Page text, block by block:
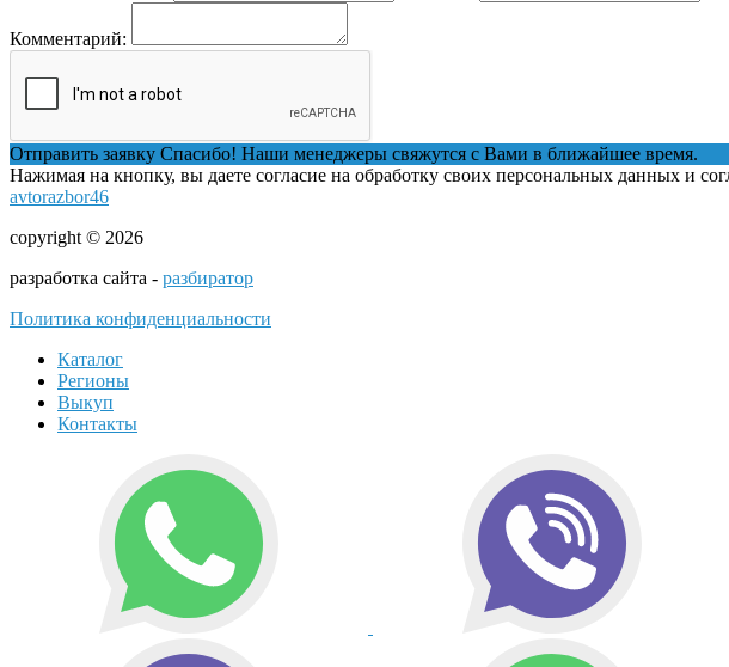
Комментарий:
Отправить заявку Спасибо! Наши менеджеры свяжутся с Вами в ближайшее время.
Нажимая на кнопку, вы даете согласие на обработку своих персональных данных и
avtorazbor46
copyright © 2026
разработка сайта - разбиратор
Политика конфиденциальности
Каталог
Регионы
Выкуп
Контакты